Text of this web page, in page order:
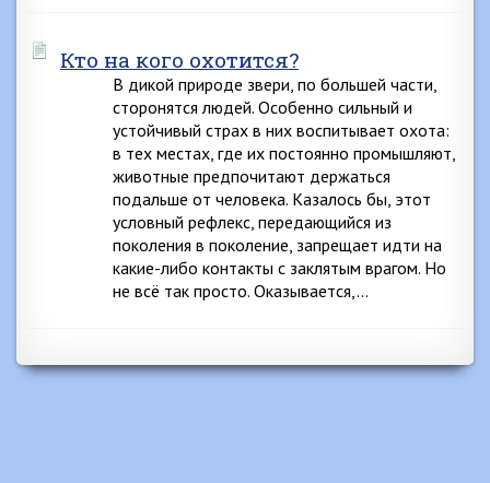
Кто на кого охотится?
В дикой природе звери, по большей части,
сторонятся людей. Особенно сильный и
устойчивый страх в них воспитывает охота:
в тех местах, где их постоянно промышляют,
животные предпочитают держаться
подальше от человека. Казалось бы, этот
условный рефлекс, передающийся из
поколения в поколение, запрещает идти на
какие-либо контакты с заклятым врагом. Но
не всё так просто. Оказывается,…